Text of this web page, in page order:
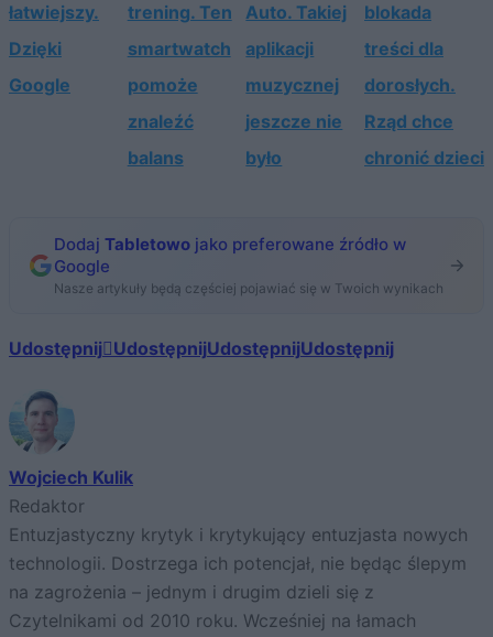
łatwiejszy.
Dzięki
Google
trening. Ten
smartwatch
pomoże
znaleźć
balans
Auto. Takiej
aplikacji
muzycznej
jeszcze nie
było
blokada
treści dla
dorosłych.
Rząd chce
chronić dzieci
Dodaj Tabletowo jako preferowane źródło w
Google
Nasze artykuły będą częściej pojawiać się w Twoich wynikach
Udostępnij UdostępnijUdostępnijUdostępnij
Wojciech Kulik
Redaktor
Entuzjastyczny krytyk i krytykujący entuzjasta nowych
technologii. Dostrzega ich potencjał, nie będąc ślepym
na zagrożenia – jednym i drugim dzieli się z
Czytelnikami od 2010 roku. Wcześniej na łamach